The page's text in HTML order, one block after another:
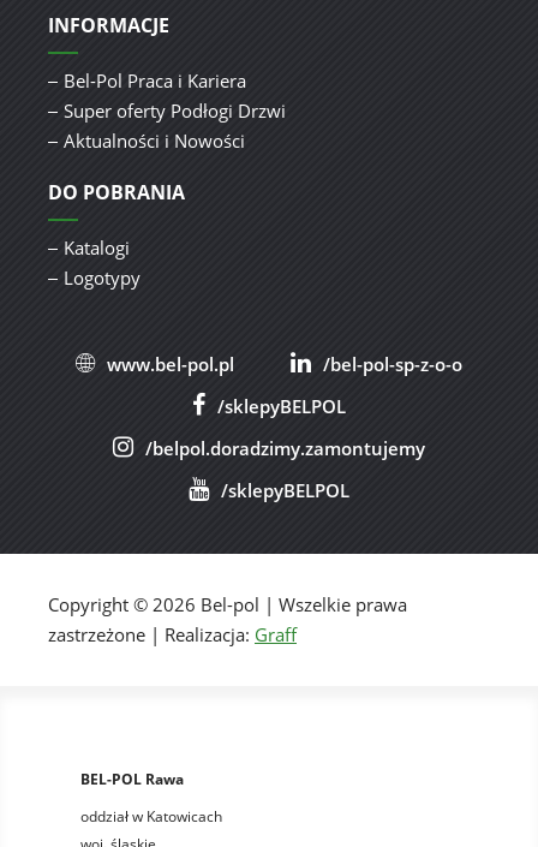
INFORMACJE
Bel-Pol Praca i Kariera
Super oferty Podłogi Drzwi
Aktualności i Nowości
DO POBRANIA
Katalogi
Logotypy
www.bel-pol.pl
/bel-pol-sp-z-o-o
/sklepyBELPOL
/belpol.doradzimy.zamontujemy
/sklepyBELPOL
Copyright © 2026 Bel-pol | Wszelkie prawa
zastrzeżone | Realizacja: Graff
BEL-POL Rawa
oddział w Katowicach